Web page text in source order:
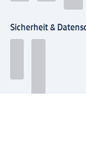
Sicherheit &